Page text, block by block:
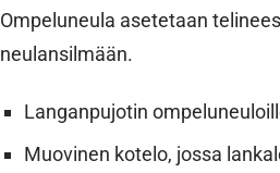
Ompeluneula asetetaan
neulansilmään.
Langanpujotin
Muovinen kotelo, jossa